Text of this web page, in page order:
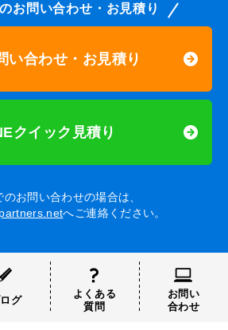
お問い合わせ・お見積り
い合わせ・お見積り
クイック見積り
のお問い合わせの場合は、
へご連絡ください。
グ
よくある
質問
お問い
合わせ